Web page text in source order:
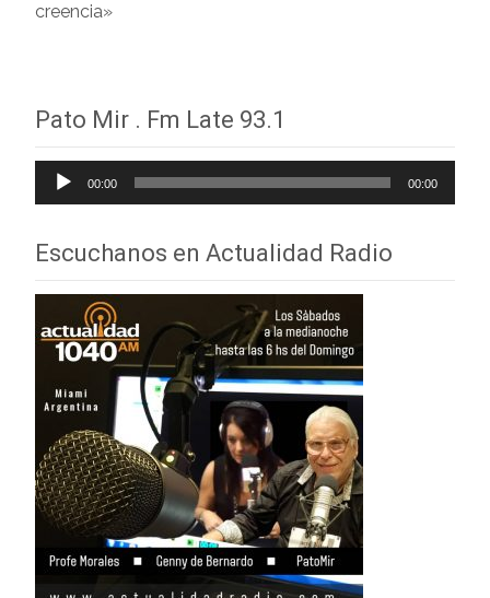
creencia»
Pato Mir . Fm Late 93.1
Reproductor
de
00:00 00:00
Escuchanos en Actualidad Radio